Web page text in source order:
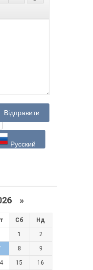
Відправити
Русский
»
Сб Нд
1 2
8 9
15 16